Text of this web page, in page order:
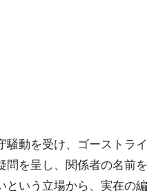
騒動を受け、ゴーストライ
問を呈し、関係者の名前を
という立場から、実在の編